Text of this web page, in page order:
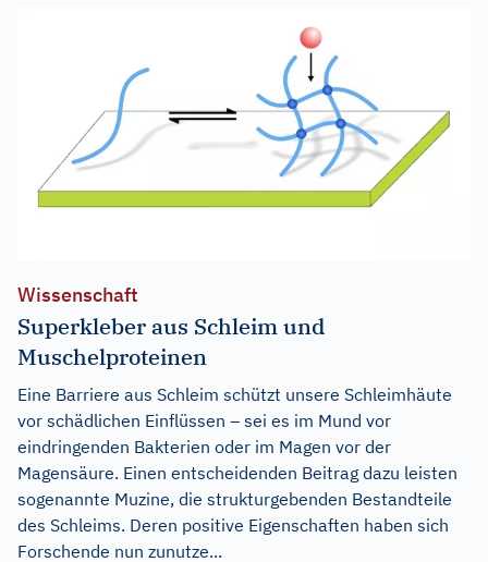
Wissenschaft
Superkleber aus Schleim und
Muschelproteinen
Eine Barriere aus Schleim schützt unsere Schleimhäute
vor schädlichen Einflüssen – sei es im Mund vor
eindringenden Bakterien oder im Magen vor der
Magensäure. Einen entscheidenden Beitrag dazu leisten
sogenannte Muzine, die strukturgebenden Bestandteile
des Schleims. Deren positive Eigenschaften haben sich
Forschende nun zunutze...